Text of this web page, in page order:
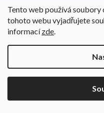
Tento web používá
tohoto webu vyjadřujete
informacízde.